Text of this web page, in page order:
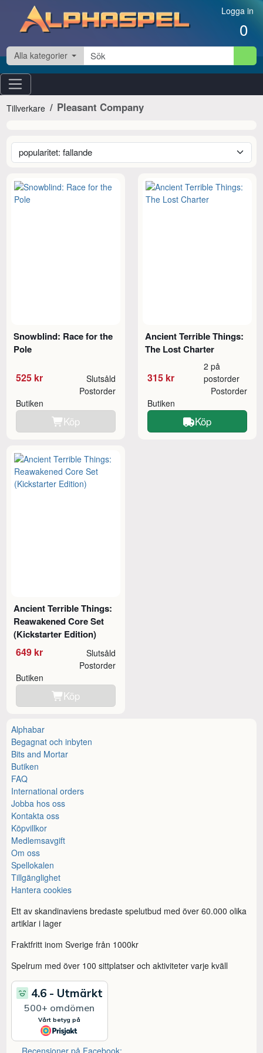
Hoppa till innehåll Logga in
0
Alla kategorier
Tillverkare Pleasant Company
Snowblind: Race for the
Pole
525 kr Slutsåld
Butiken
Postorder
Köp
Ancient Terrible Things:
The Lost Charter
315 kr
2 på
postorder
Butiken
Postorder
Köp
Ancient Terrible Things:
Reawakened Core Set
(Kickstarter Edition)
649 kr Slutsåld
Butiken
Postorder
Köp
Alphabar
Begagnat och inbyten
Bits and Mortar
Butiken
FAQ
International orders
Jobba hos oss
Kontakta oss
Köpvillkor
Medlemsavgift
Om oss
Spellokalen
Tillgänglighet
Hantera cookies
Ett av skandinaviens bredaste spelutbud med över 60.000 olika
artiklar i lager
Fraktfritt inom Sverige från 1000kr
Spelrum med över 100 sittplatser och aktiviteter varje kväll
Recensioner på Facebook: